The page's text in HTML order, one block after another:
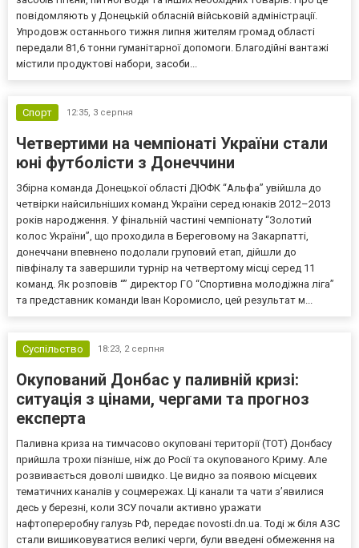
повідомляють у Донецькій обласній військовій адміністрації.
Упродовж останнього тижня липня жителям громад області
передали 81,6 тонни гуманітарної допомоги. Благодійні вантажі
містили продуктові набори, засоби...
Спорт 12:35, 3 серпня
Четвертими на чемпіонаті України стали
юні футболісти з Донеччини
Збірна команда Донецької області ДЮФК “Альфа” увійшла до
четвірки найсильніших команд України серед юнаків 2012–2013
років народження. У фінальній частині чемпіонату “Золотий
колос України”, що проходила в Береговому на Закарпатті,
донеччани впевнено подолали груповий етап, дійшли до
півфіналу та завершили турнір на четвертому місці серед 11
команд. Як розповів “” директор ГО “Спортивна молодіжна ліга”
та представник команди Іван Коромисло, цей результат м...
Суспільство 18:23, 2 серпня
Окупований Донбас у паливній кризі:
ситуація з цінами, чергами та прогноз
експерта
Паливна криза на тимчасово окуповані території (ТОТ) Донбасу
прийшла трохи пізніше, ніж до Росії та окупованого Криму. Але
розвивається доволі швидко. Це видно за появою місцевих
тематичних каналів у соцмережах. Ці канали та чати з’явилися
десь у березні, коли ЗСУ почали активно уражати
нафтопереробну галузь РФ, передає novosti.dn.ua. Тоді ж біля АЗС
стали вишиковуватися великі черги, були введені обмеження на